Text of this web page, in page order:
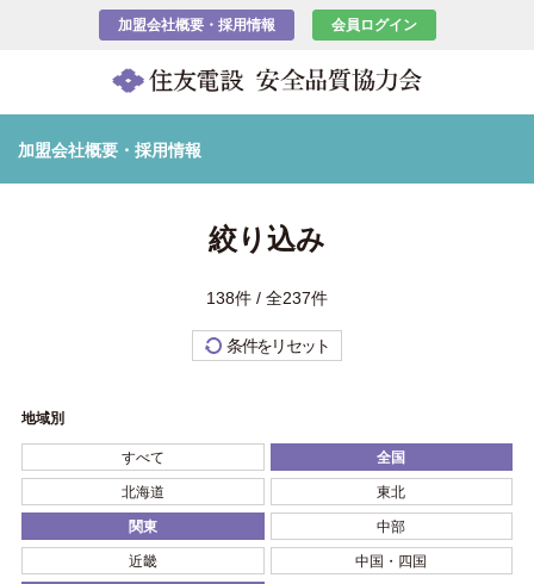
加盟会社概要・採用情報 会員ログイン
加盟会社概要・採用情報
絞り込み
138件 / 全237件
条件をリセット
地域別
すべて 全国
北海道 東北
関東 中部
近畿 中国・四国